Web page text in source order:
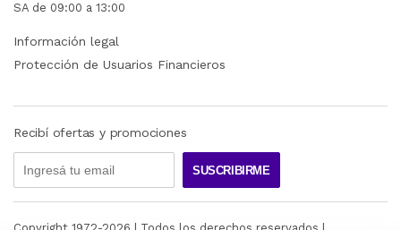
SA de 09:00 a 13:00
Información legal
Protección de Usuarios Financieros
Recibí ofertas y promociones
SUSCRIBIRME